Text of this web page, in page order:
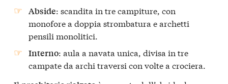
Abside: scandita in tre campiture, con
monofore a doppia strombatura e archetti
pensili monolitici.
Interno: aula a navata unica, divisa in tre
campate da archi traversi con volte a crociera.